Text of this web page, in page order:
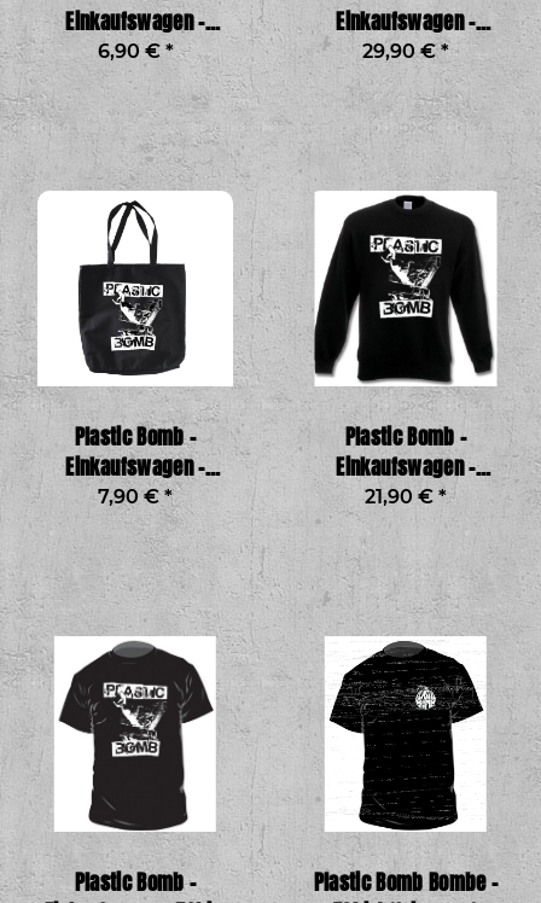
Einkaufswagen -
Gymbag
6,90 € *
Einkaufswagen -
Kapuzenpullover
29,90 €*
Plastic Bomb -
Einkaufswagen -
Stoffbeutel
7,90 €*
Plastic Bomb -
Einkaufswagen -
Sweatshirt
21,90 € *
Plastic Bomb -
Plastic Bomb Bombe -